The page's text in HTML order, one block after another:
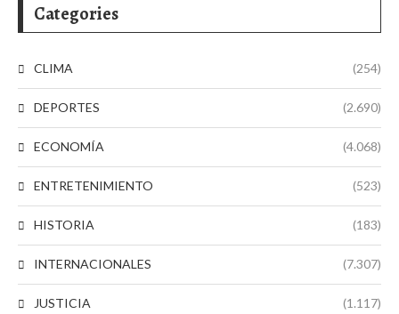
Categories
CLIMA (254)
DEPORTES (2.690)
ECONOMÍA (4.068)
ENTRETENIMIENTO (523)
HISTORIA (183)
INTERNACIONALES (7.307)
JUSTICIA (1.117)